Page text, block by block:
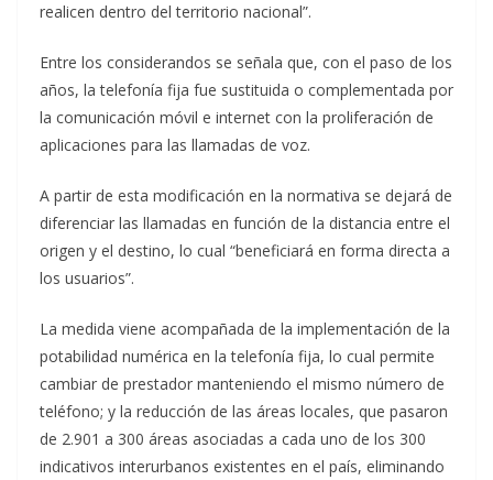
realicen dentro del territorio nacional”.
Entre los considerandos se señala que, con el paso de los
años, la telefonía fija fue sustituida o complementada por
la comunicación móvil e internet con la proliferación de
aplicaciones para las llamadas de voz.
A partir de esta modificación en la normativa se dejará de
diferenciar las llamadas en función de la distancia entre el
origen y el destino, lo cual “beneficiará en forma directa a
los usuarios”.
La medida viene acompañada de la implementación de la
potabilidad numérica en la telefonía fija, lo cual permite
cambiar de prestador manteniendo el mismo número de
teléfono; y la reducción de las áreas locales, que pasaron
de 2.901 a 300 áreas asociadas a cada uno de los 300
indicativos interurbanos existentes en el país, eliminando